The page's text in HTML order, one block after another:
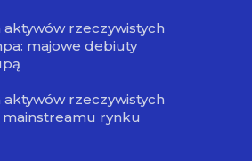
aktywów rzeczywistych
majowe debiuty
aktywów rzeczywistych
rynku